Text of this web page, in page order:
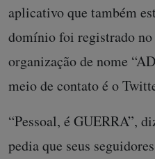
aplicativo que também
domínio foi registrado no
organização de nome
meio de contato é o
“Pessoal, é GUERRA”,
pedia que seus